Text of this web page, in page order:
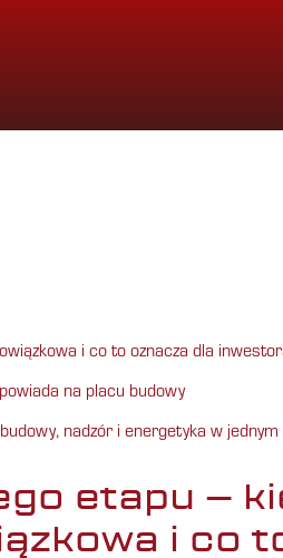
i co to oznacza dla
na placu budowy
nadzór i energetyka w jednym
etapu –
i co